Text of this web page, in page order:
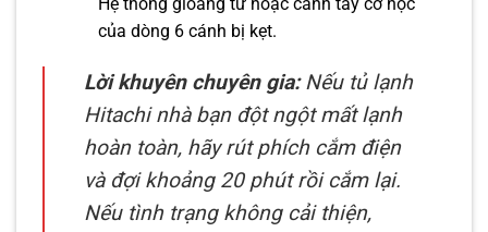
Hệ thống gioăng từ hoặc cánh tay cơ học
của dòng 6 cánh bị kẹt.
Lời khuyên chuyên gia:Nếu tủ lạnh
Hitachi nhà bạn đột ngột mất lạnh
hoàn toàn, hãy rút phích cắm điện
và đợi khoảng 20 phút rồi cắm lại.
Nếu tình trạng không cải thiện,